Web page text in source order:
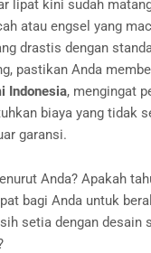
lipat kini sudah
atau engsel yang
drastis dengan
pastikan Anda
Indonesia, mengingat
biaya yang tidak
garansi.
Anda? Apakah
bagi Anda untuk
setia dengan desain